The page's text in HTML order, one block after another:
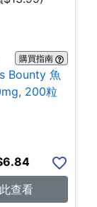
購買指南
Bounty 魚
200粒
6.84
查看